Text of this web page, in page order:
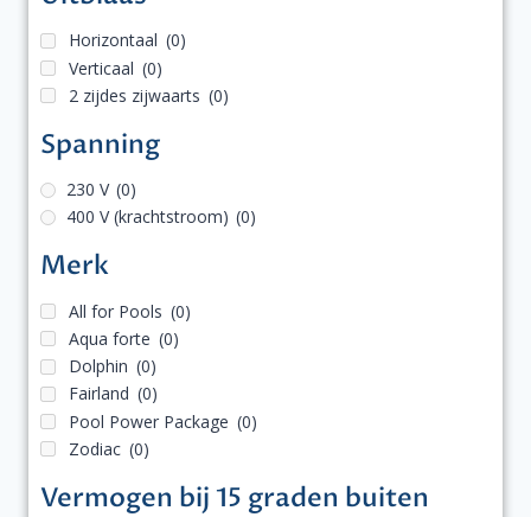
Horizontaal (0)
Verticaal (0)
2 zijdes zijwaarts (0)
Spanning
230 V (0)
400 V (krachtstroom) (0)
Merk
All for Pools (0)
Aqua forte (0)
Dolphin (0)
Fairland (0)
Pool Power Package (0)
Zodiac (0)
Vermogen bij 15 graden buiten